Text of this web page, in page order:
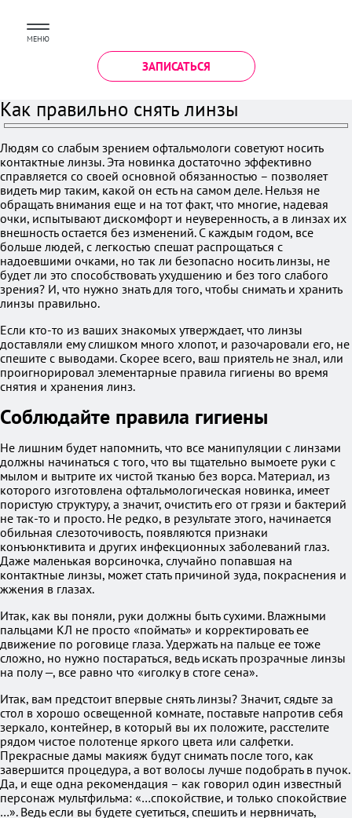
МЕНЮ
ЗАПИСАТЬСЯ
Как правильно снять линзы
Людям со слабым зрением офтальмологи советуют носить
контактные линзы. Эта новинка достаточно эффективно
справляется со своей основной обязанностью – позволяет
видеть мир таким, какой он есть на самом деле. Нельзя не
обращать внимания еще и на тот факт, что многие, надевая
очки, испытывают дискомфорт и неуверенность, а в линзах их
внешность остается без изменений. С каждым годом, все
больше людей, с легкостью спешат распрощаться с
надоевшими очками, но так ли безопасно носить линзы, не
будет ли это способствовать ухудшению и без того слабого
зрения? И, что нужно знать для того, чтобы снимать и хранить
линзы правильно.
Если кто-то из ваших знакомых утверждает, что линзы
доставляли ему слишком много хлопот, и разочаровали его, не
спешите с выводами. Скорее всего, ваш приятель не знал, или
проигнорировал элементарные правила гигиены во время
снятия и хранения линз.
Соблюдайте правила гигиены
Не лишним будет напомнить, что все манипуляции с линзами
должны начинаться с того, что вы тщательно вымоете руки с
мылом и вытрите их чистой тканью без ворса. Материал, из
которого изготовлена офтальмологическая новинка, имеет
пористую структуру, а значит, очистить его от грязи и бактерий
не так-то и просто. Не редко, в результате этого, начинается
обильная слезоточивость, появляются признаки
конъюнктивита и других инфекционных заболеваний глаз.
Даже маленькая ворсиночка, случайно попавшая на
контактные линзы, может стать причиной зуда, покраснения и
жжения в глазах.
Итак, как вы поняли, руки должны быть сухими. Влажными
пальцами КЛ не просто «поймать» и корректировать ее
движение по роговице глаза. Удержать на пальце ее тоже
сложно, но нужно постараться, ведь искать прозрачные линзы
на полу —, все равно что «иголку в стоге сена».
Итак, вам предстоит впервые снять линзы? Значит, сядьте за
стол в хорошо освещенной комнате, поставьте напротив себя
зеркало, контейнер, в который вы их положите, расстелите
рядом чистое полотенце яркого цвета или салфетки.
Прекрасные дамы макияж будут снимать после того, как
завершится процедура, а вот волосы лучше подобрать в пучок.
Да, и еще одна рекомендация – как говорил один известный
персонаж мультфильма: «…спокойствие, и только спокойствие
…». Ведь если вы будете суетиться, спешить и нервничать,